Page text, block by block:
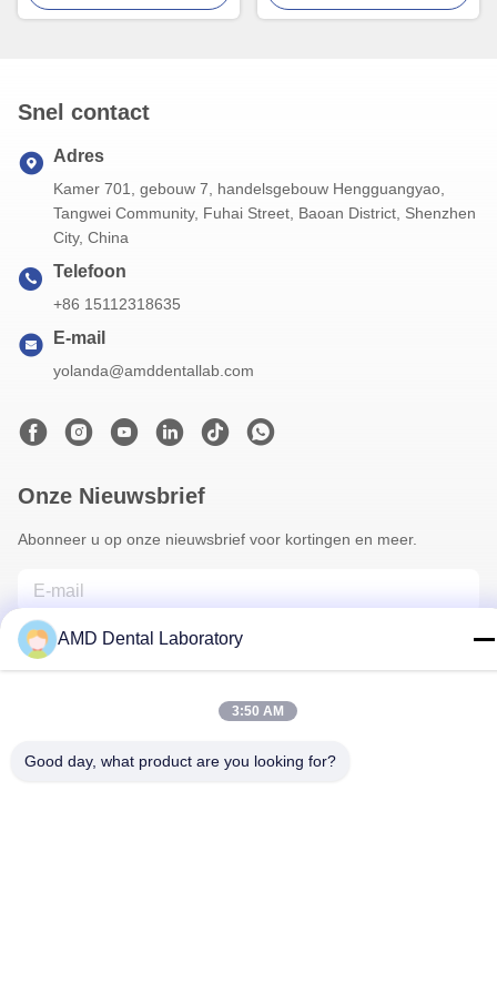
vervaardigd op maat
beschermt en zorgt voor een
Snel contact
Adres
Kamer 701, gebouw 7, handelsgebouw Hengguangyao,
Tangwei Community, Fuhai Street, Baoan District, Shenzhen
City, China
Telefoon
+86 15112318635
E-mail
yolanda@amddentallab.com
Onze Nieuwsbrief
Abonneer u op onze nieuwsbrief voor kortingen en meer.
Contacteer Ons
AMD Dental Laboratory
3:50 AM
Good day, what product are you looking for?